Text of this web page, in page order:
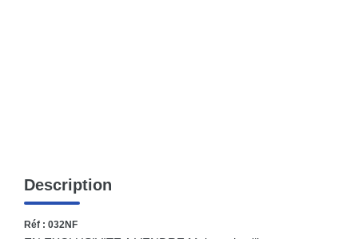
Description
Réf : 032NF